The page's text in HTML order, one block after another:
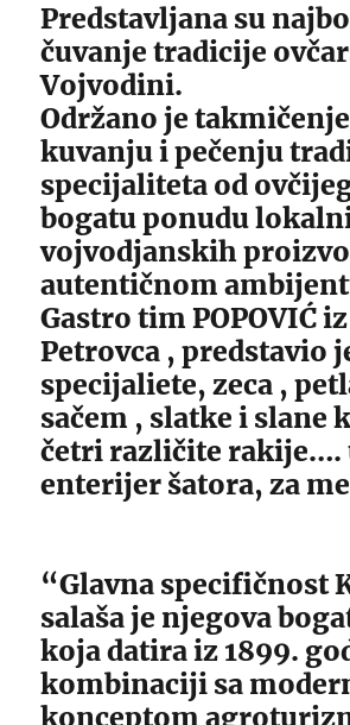
Predstavljana su
čuvanje tradicije
Vojvodini.
Održano je
kuvanju i pečenju
specijaliteta od
bogatu ponudu
vojvodjanskih
autentičnom
Gastro tim POPOVIĆ
Petrovca , predstavio
specijaliete, zeca ,
sačem , slatke i slane
četri različite rakije….
enterijer šatora, za
“Glavna specifičnost
salaša je njegova
koja datira iz 1899.
kombinaciji sa
konceptom